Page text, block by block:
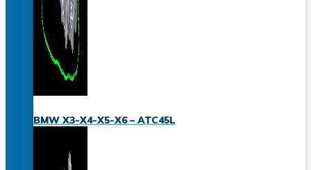
BMW X3-X4-X5-X6 – ATC45L